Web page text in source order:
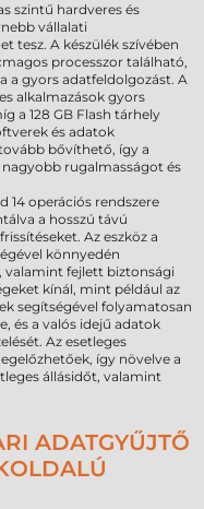
szintű hardveres és
vállalati
tesz. A készülék szívében
processzor található,
a gyors adatfeldolgozást. A
alkalmazások gyors
a 128 GB Flash tárhely
és adatok
bővíthető, így a
rugalmasságot és
14 operációs rendszere
a hosszú távú
Az eszköz a
könnyedén
valamint fejlett biztonsági
kínál, mint például az
segítségével folyamatosan
és a valós idejű adatok
Az esetleges
így növelve a
állásidőt, valamint
ADATGYŰJTŐ